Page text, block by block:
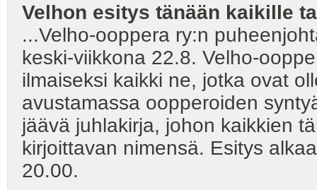
Velhon esitys tänään kaikille
...Velho-ooppera ry:n
keski-viikkona 22.8. Velho-
ilmaiseksi kaikki ne, jotka ovat
avustamassa oopperoiden
jäävä juhlakirja, johon kaikkien
kirjoittavan nimensä. Esitys
20.00.